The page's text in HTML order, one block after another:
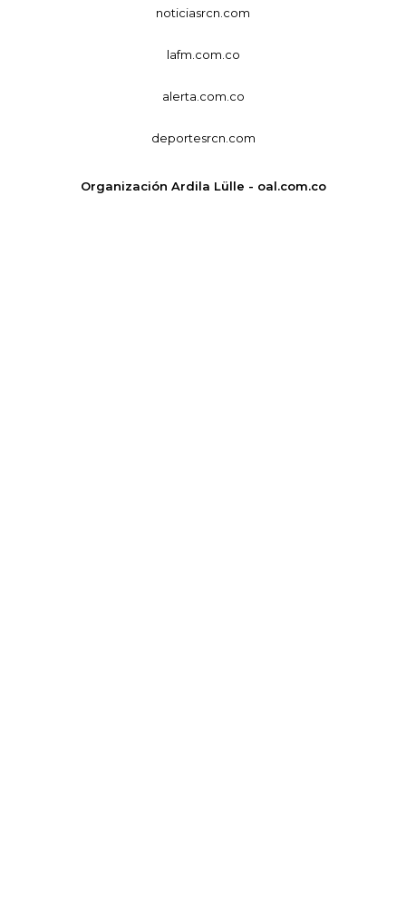
noticiasrcn.com
lafm.com.co
alerta.com.co
deportesrcn.com
Organización Ardila Lülle - oal.com.co